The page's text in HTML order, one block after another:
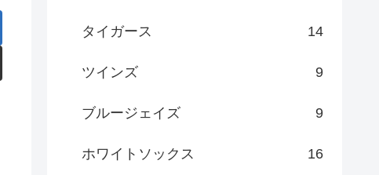
タイガース 14
ツインズ 9
ブルージェイズ 9
ホワイトソックス 16